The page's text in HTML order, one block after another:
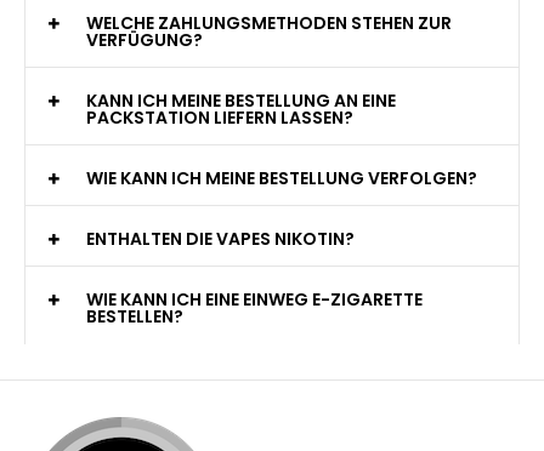
WELCHE ZAHLUNGSMETHODEN STEHEN ZUR
VERFÜGUNG?
KANN ICH MEINE BESTELLUNG AN EINE
PACKSTATION LIEFERN LASSEN?
WIE KANN ICH MEINE BESTELLUNG VERFOLGEN?
ENTHALTEN DIE VAPES NIKOTIN?
WIE KANN ICH EINE EINWEG E-ZIGARETTE
BESTELLEN?